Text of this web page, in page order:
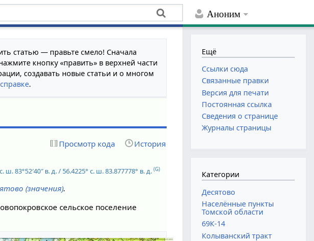
Аноним
статью — правьте смело! Сначала
кнопку «править» в верхней части
создавать новые статьи и о многом
справке.
Просмотр кода История
ш.83°52′40″ в. д./ 56.4225° с. ш.83.877778° в. д. (G)
(значения).
сельское поселение
Ещё
Ссылки сюда
Связанные правки
Версия для печати
Постоянная ссылка
Сведения о странице
Журналы страницы
Категории
Десятово
Населённые пункты
Томской области
69К-14
Колыванский тракт